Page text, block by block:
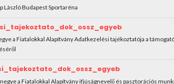
László Budapest Sportaréna
a Fiatalokkal Alapítvány Adatkezelési tajékoztatója a
a Fiatalokkal Alapítvány ifjúságnevelő és pasztorációs